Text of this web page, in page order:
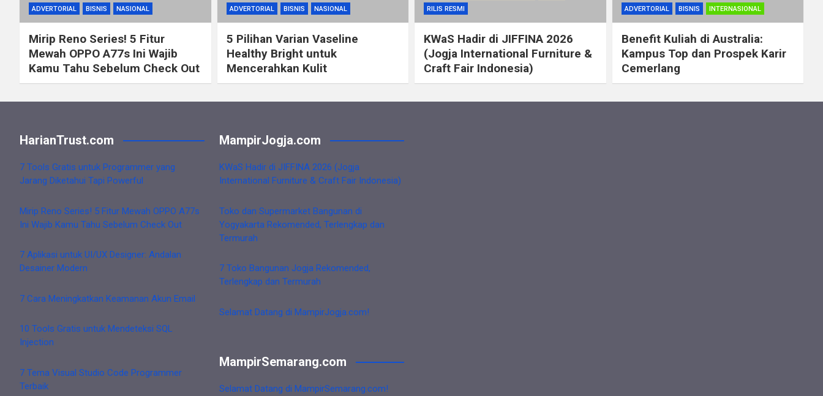
ADVERTORIAL BISNIS NASIONAL
Mirip Reno Series! 5 Fitur
Mewah OPPO A77s Ini Wajib
Kamu Tahu Sebelum Check Out
ADVERTORIAL BISNIS NASIONAL
5 Pilihan Varian Vaseline
Healthy Bright untuk
Mencerahkan Kulit
RILIS RESMI
KWaS Hadir di JIFFINA 2026
(Jogja International Furniture &
Craft Fair Indonesia)
ADVERTORIAL BISNIS INTERNASIONAL
Benefit Kuliah di Australia:
Kampus Top dan Prospek Karir
Cemerlang
HarianTrust.com
7 Tools Gratis untuk Programmer yang
Jarang Diketahui Tapi Powerful
Mirip Reno Series! 5 Fitur Mewah OPPO A77s
Ini Wajib Kamu Tahu Sebelum Check Out
7 Aplikasi untuk UI/UX Designer: Andalan
Desainer Modern
7 Cara Meningkatkan Keamanan Akun Email
10 Tools Gratis untuk Mendeteksi SQL
Injection
7 Tema Visual Studio Code Programmer
Terbaik
MampirJogja.com
KWaS Hadir di JIFFINA 2026 (Jogja
International Furniture & Craft Fair Indonesia)
Toko dan Supermarket Bangunan di
Yogyakarta Rekomended, Terlengkap dan
Termurah
7 Toko Bangunan Jogja Rekomended,
Terlengkap dan Termurah
Selamat Datang di MampirJogja.com!
MampirSemarang.com
Selamat Datang di MampirSemarang.com!